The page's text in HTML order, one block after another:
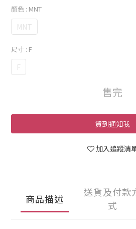
顏色 : MNT
MNT
尺寸 : F
F
售完
貨到通知我
加入追蹤清
商品描述
送貨及付款
式